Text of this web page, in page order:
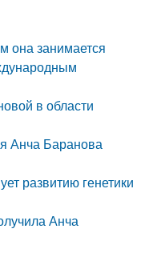
она занимается
в области
Анча Баранова
развитию генетики
Анча